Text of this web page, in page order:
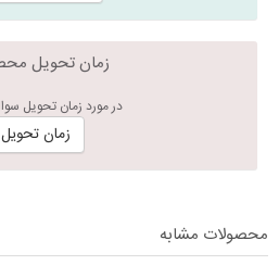
زمان تحویل
در مورد زمان تحویل
زمان تحویل
محصولات مشابه